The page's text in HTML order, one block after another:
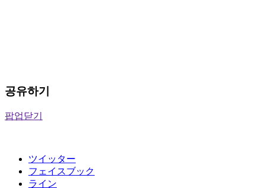
공유하기
팝업닫기
ツイッター
フェイスブック
ライン